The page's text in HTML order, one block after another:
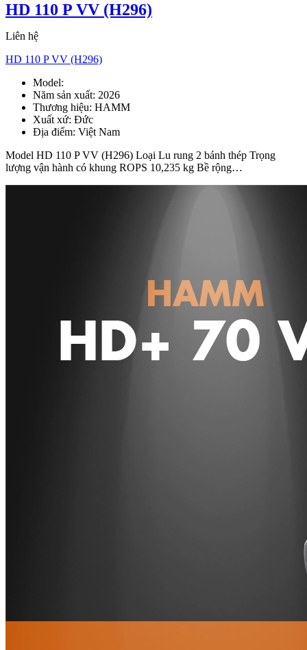
HD 110 P VV (H296)
Liên hệ
HD 110 P VV (H296)
Model:
Năm sản xuất: 2026
Thương hiệu: HAMM
Xuất xứ: Đức
Địa điểm: Việt Nam
Model HD 110 P VV (H296) Loại Lu rung 2 bánh thép Trọng
lượng vận hành có khung ROPS 10,235 kg Bề rộng…